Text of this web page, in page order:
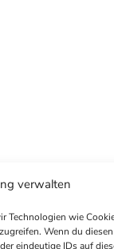
verwalten
Technologien wie
Wenn du
eindeutige IDs auf